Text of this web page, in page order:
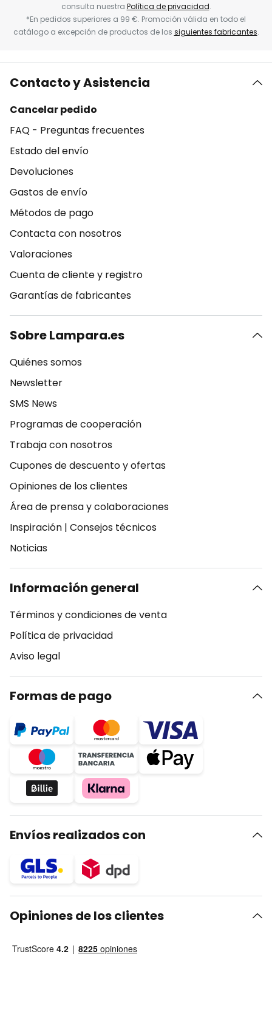
consulta nuestra Política de privacidad.
*En pedidos superiores a 99 €. Promoción válida en todo el
catálogo a excepción de productos de los siguientes fabricantes.
Contacto y Asistencia
Cancelar pedido
FAQ - Preguntas frecuentes
Estado del envío
Devoluciones
Gastos de envío
Métodos de pago
Contacta con nosotros
Valoraciones
Cuenta de cliente y registro
Garantías de fabricantes
Sobre Lampara.es
Quiénes somos
Newsletter
SMS News
Programas de cooperación
Trabaja con nosotros
Cupones de descuento y ofertas
Opiniones de los clientes
Área de prensa y colaboraciones
Inspiración | Consejos técnicos
Noticias
Información general
Términos y condiciones de venta
Política de privacidad
Aviso legal
Formas de pago
Envíos realizados con
Opiniones de los clientes